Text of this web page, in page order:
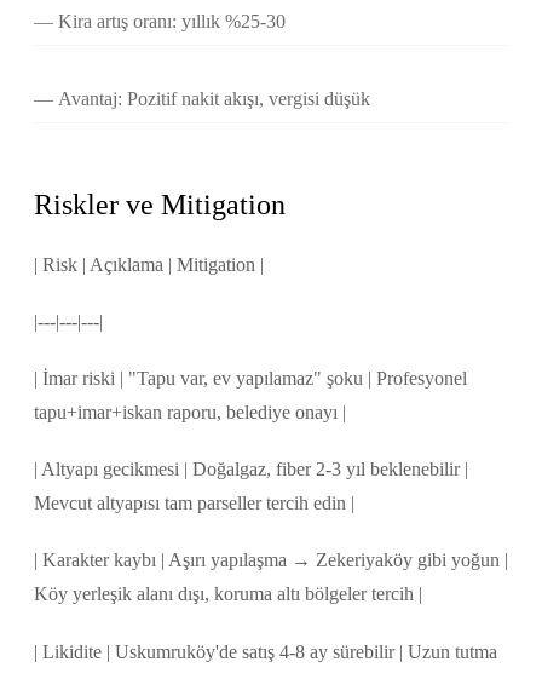
Kira artış oranı: yıllık %25-30
Avantaj: Pozitif nakit akışı, vergisi düşük
Riskler ve Mitigation
| Risk | Açıklama | Mitigation |
|---|---|---|
| İmar riski | "Tapu var, ev yapılamaz" şoku | Profesyonel
tapu+imar+iskan raporu, belediye onayı |
| Altyapı gecikmesi | Doğalgaz, fiber 2-3 yıl beklenebilir |
Mevcut altyapısı tam parseller tercih edin |
| Karakter kaybı | Aşırı yapılaşma → Zekeriyaköy gibi yoğun |
Köy yerleşik alanı dışı, koruma altı bölgeler tercih |
| Likidite | Uskumruköy'de satış 4-8 ay sürebilir | Uzun tutma